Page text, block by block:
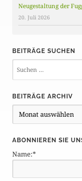
Neugestaltung der
20. Juli 2026
BEITRÄGE SUCHEN
BEITRÄGE ARCHIV
e
t
r
g
ABONNIEREN SIE
Name:*